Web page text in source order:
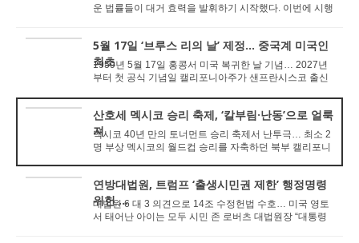
운 법률들이 대거 효력을 발휘하기 시작했다. 이번에 시행
5월 17일 ‘브루스 리의 날’ 제정… 중국계 미국인
최초
1959년 5월 17일 홍콩서 미국 복귀한 날 기념… 2027년
부터 첫 공식 기념일 캘리포니아주가 샌프란시스코 출신
산호세 멕시코 승리 축제, ‘칼부림·난동’으로 얼룩
져
멕시코 40년 만의 토너먼트 승리 축제서 난투극… 최소 2
명 부상 멕시코의 월드컵 승리를 자축하던 북부 캘리포니
연방대법원, 트럼프 ‘출생시민권 제한’ 행정명령
위헌 ...
대법원 6 대 3 의견으로 14조 수정헌법 수호… 미국 영토
서 태어난 아이는 모두 시민 존 로버츠 대법원장 “대통령